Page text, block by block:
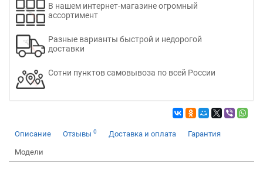
В нашем интернет-магазине огромный
ассортимент
Разные варианты быстрой и недорогой
доставки
Сотни пунктов самовывоза по всей России
Описание Отзывы 0 Доставка и оплата Гарантия
Модели